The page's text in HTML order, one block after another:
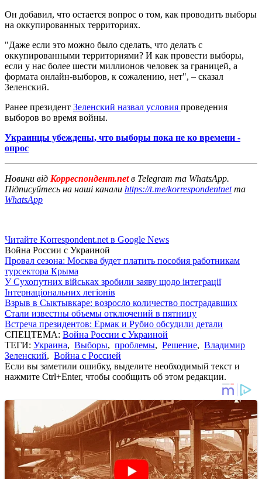
Он добавил, что остается вопрос о том, как проводить выборы
на оккупированных территориях.
"Даже если это можно было сделать, что делать с
оккупированными территориями? И как провести выборы,
если у нас более шести миллионов человек за границей, а
формата онлайн-выборов, к сожалению, нет", – сказал
Зеленский.
Ранее президент Зеленский назвал условия проведения
выборов во время войны.
Украинцы убеждены, что выборы пока не ко времени -
опрос
Новини від Корреспондент.netв Telegram та WhatsApp.
Підписуйтесь на наші канали https://t.me/korrespondentnetта
WhatsApp
Читайте Korrespondent.net в Google News
Война России с Украиной
Провал сезона: Москва будет платить пособия работникам
турсектора Крыма
У Сухопутних військах зробили заяву щодо інтеграції
Інтернаціональних легіонів
Взрыв в Сыктывкаре: возросло количество пострадавших
Стали известны объемы отключений в пятницу
Встреча президентов: Ермак и Рубио обсудили детали
СПЕЦТЕМА: Война России с Украиной
ТЕГИ: Украина, Выборы, проблемы, Решение, Владимир
Зеленский, Война с Россией
Если вы заметили ошибку, выделите необходимый текст и
нажмите Ctrl+Enter, чтобы сообщить об этом редакции.